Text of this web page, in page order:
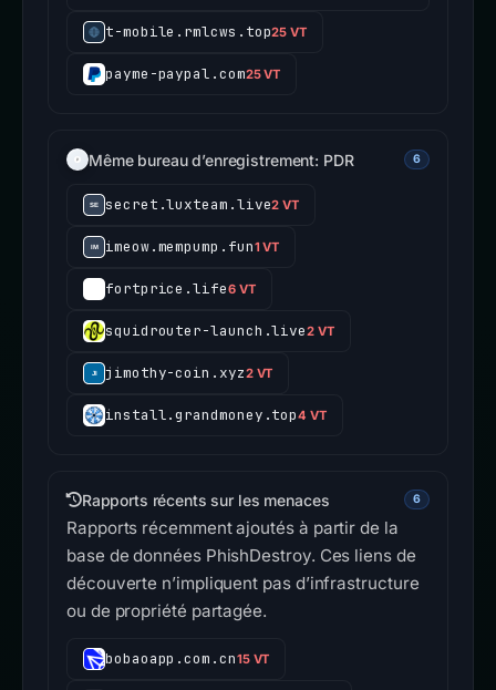
t-mobile.rmlcws.top25 VT
payme-paypal.com25 VT
Même bureau d’enregistrement: PDR 6
secret.luxteam.live2 VT
imeow.mempump.fun1 VT
fortprice.life6 VT
squidrouter-launch.live2 VT
jimothy-coin.xyz2 VT
install.grandmoney.top4 VT
Rapports récents sur les menaces 6
Rapports récemment ajoutés à partir de la
base de données PhishDestroy. Ces liens de
découverte n’impliquent pas d’infrastructure
ou de propriété partagée.
bobaoapp.com.cn15 VT